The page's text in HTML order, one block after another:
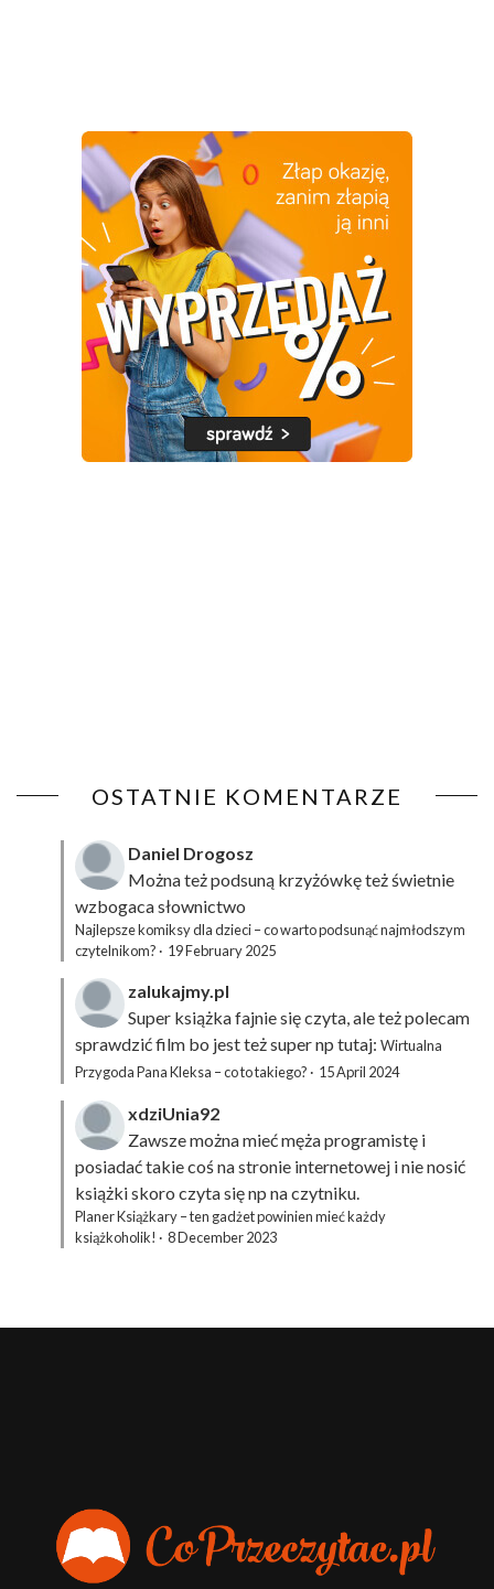
OSTATNIE KOMENTARZE
Daniel Drogosz
Można też podsuną krzyżówkęteż świetnie
wzbogaca słownictwo
Najlepsze komiksy dla dzieci – co warto podsunąć najmłodszym
czytelnikom? · 19 February 2025
zalukajmy.pl
Super książka fajnie się czyta, ale też polecam
sprawdzić film bo jest też super np tutaj: Wirtualna
Przygoda Pana Kleksa – co to takiego? · 15 April 2024
xdziUnia92
Zawsze można mieć męża programistę i
posiadać takie coś na stronie internetowej i nie nosić
książki skoro czyta się np na czytniku.
Planer Książkary – ten gadżet powinien mieć każdy
książkoholik! · 8 December 2023